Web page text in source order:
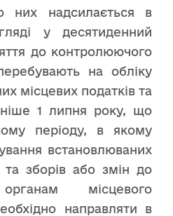
них надсилається в
у десятиденний
до контролюючого
на обліку
місцевих податків та
1 липня року, що
періоду, в якому
встановлюваних
та зборів або змін до
місцевого
направляти в